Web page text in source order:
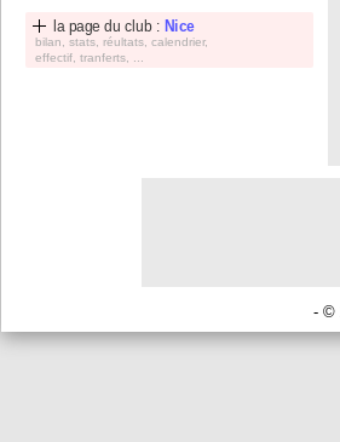
la page du club : Nice
bilan, stats, réultats, calendrier,
effectif, tranferts, ...
- ©